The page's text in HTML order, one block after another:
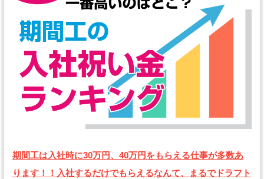
期間工は入社時に30万円、40万円をもらえる仕事が多数あ
ります！！入社するだけでもらえるなんて、まるでドラフト